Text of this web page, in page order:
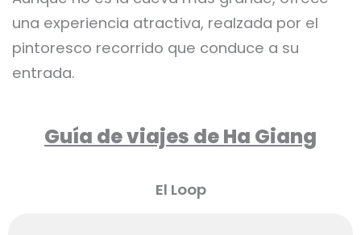
una experiencia atractiva, realzada por el
pintoresco recorrido que conduce a su
entrada.
Guía de viajes de Ha Giang
El Loop